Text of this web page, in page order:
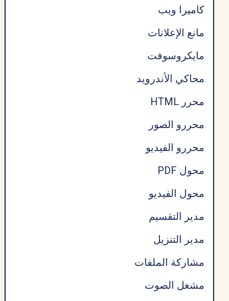
كاميرا ويب
مانع الإعلانات
مايكروسوفت
محاكي الأندرويد
محرر HTML
محررو الصور
محررو الفيديو
محول PDF
محول الفيديو
مدير التقسيم
مدير التنزيل
مشاركة الملفات
مشغل الصوت